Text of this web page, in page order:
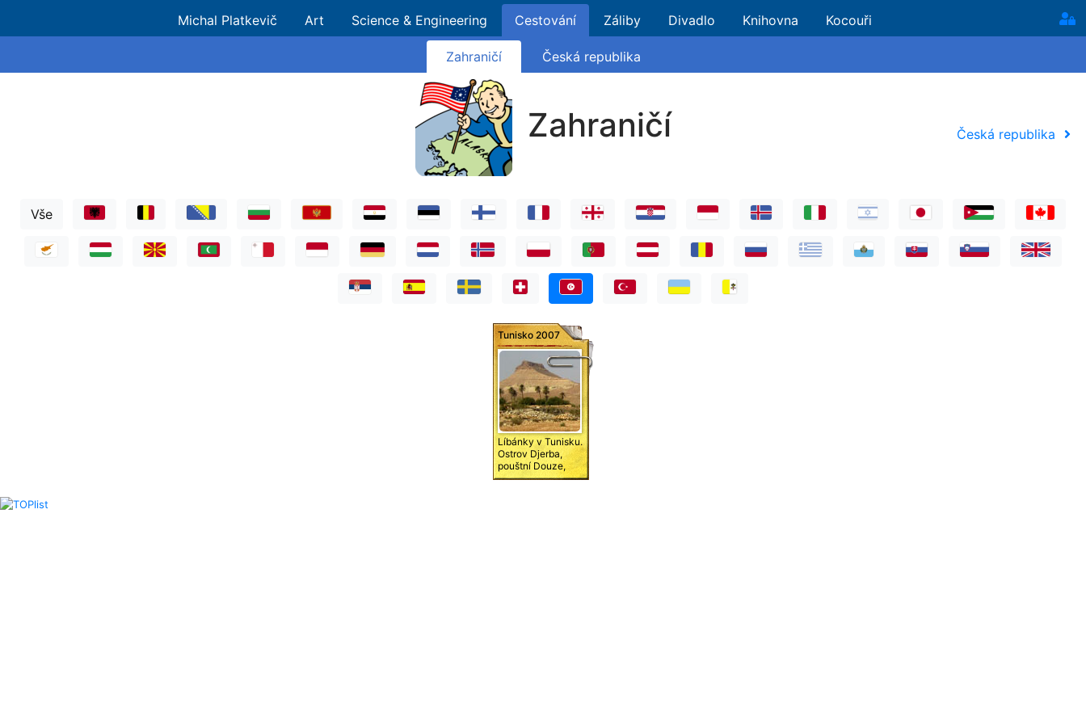
Michal Platkevič Art Science & Engineering Cestování Záliby Divadlo Knihovna Kocouři
Zahraničí Česká republika
Zahraničí Česká republika
Vše
Tunisko 2007
Líbánky v Tunisku.
Ostrov Djerba,
pouštní Douze,
Star wars Matmata,